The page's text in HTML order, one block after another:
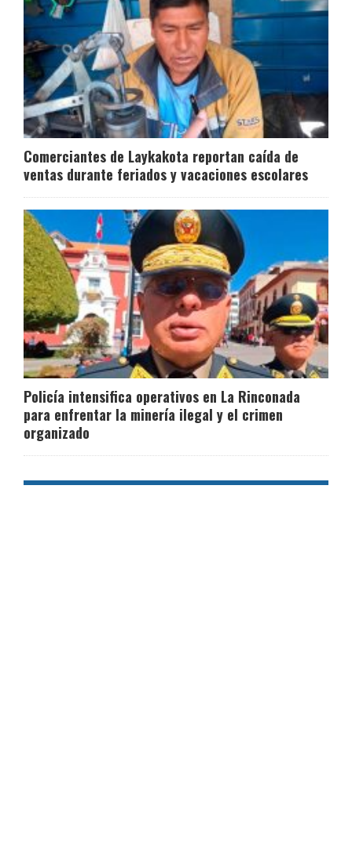
Comerciantes de Laykakota reportan caída de
ventas durante feriados y vacaciones escolares
Policía intensifica operativos en La Rinconada
para enfrentar la minería ilegal y el crimen
organizado